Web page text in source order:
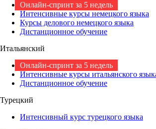
Онлайн-спринт за 5 недель
Интенсивные курсы немецкого языка
Курсы делового немецкого языка
Дистанционное обучение
Итальянский
Онлайн-спринт за 5 недель
Интенсивные курсы итальянского
Дистанционное обучение
Турецкий
Интенсивный курс турецкого языка